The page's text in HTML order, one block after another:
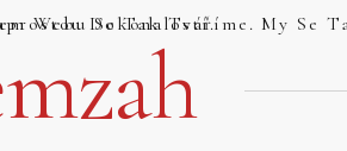
Webu Se Tak Tváříme. My Se Tak Ale Tváříme Právem. Náš Web Totiž Je Onou Naprostou Dokonalostí.